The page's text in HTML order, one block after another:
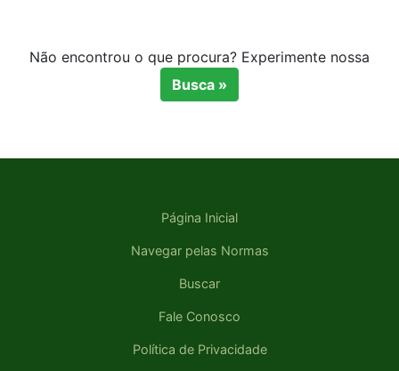
Não encontrou o que procura? Experimente nossa
Busca »
Página Inicial
Navegar pelas Normas
Buscar
Fale Conosco
Política de Privacidade